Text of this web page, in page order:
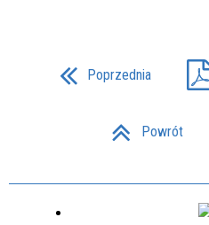
Poprzednia
Powrót